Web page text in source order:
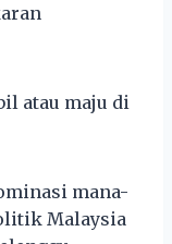
atau maju di
mana-
Malaysia